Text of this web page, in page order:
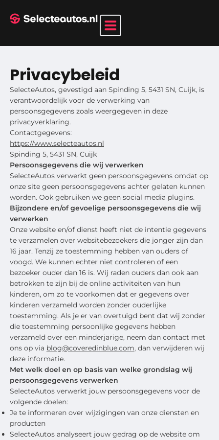
Privacybeleid
SelecteAutos, gevestigd aan Spinding 5, 5431 SN, Cuijk, is
verantwoordelijk voor de verwerking van
persoonsgegevens zoals weergegeven in deze
privacyverklaring.
Contactgegevens:
https://www.selecteautos.nl
Spinding 5, 5431 SN, Cuijk
Persoonsgegevens die wij verwerken
SelecteAutos verwerkt geen persoonsgegevens omdat op
onze site geen persoonsgegevens achter gelaten kunnen
worden. Ook gebruiken we geen social media plugins.
Bijzondere en/of gevoelige persoonsgegevens die wij
verwerken
Onze website en/of dienst heeft niet de intentie gegevens
te verzamelen over websitebezoekers die jonger zijn dan
16 jaar. Tenzij ze toestemming hebben van ouders of
voogd. We kunnen echter niet controleren of een
bezoeker ouder dan 16 is. Wij raden ouders dan ook aan
betrokken te zijn bij de online activiteiten van hun
kinderen, om zo te voorkomen dat er gegevens over
kinderen verzameld worden zonder ouderlijke
toestemming. Als je er van overtuigd bent dat wij zonder
die toestemming persoonlijke gegevens hebben
verzameld over een minderjarige, neem dan contact met
ons op via blog@coveredinblue.com, dan verwijderen wij
deze informatie.
Met welk doel en op basis van welke grondslag wij
persoonsgegevens verwerken
SelecteAutos verwerkt jouw persoonsgegevens voor de
volgende doelen:
Je te informeren over wijzigingen van onze diensten en
producten
SelecteAutos analyseert jouw gedrag op de website om